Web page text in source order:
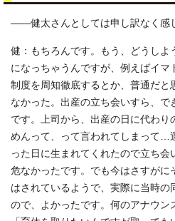
――健太さんとしては申し訳なく感
健：もちろんです。もう、どうし
になっちゃうんですが、例えばイマ
制度を周知徹底するとか、普通だと
なかった。出産の立ち会いすら、で
です。上司から、出産の日に代わり
めんって、って言われてしまって…
った日に生まれてくれたので立ち会
危なかったです。でも今はさすがに
はされているようで、実際に当時の
ので、よかったです。何のアナウン